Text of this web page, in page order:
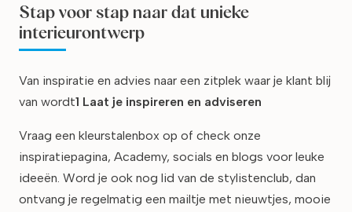
Stap voor stap naar dat unieke
interieurontwerp
Van inspiratie en advies naar een zitplek waar je klant blij
van wordt1 Laat je inspireren en adviseren
Vraag een kleurstalenbox op of check onze
inspiratiepagina, Academy, socials en blogs voor leuke
ideeën. Word je ook nog lid van de stylistenclub, dan
ontvang je regelmatig een mailtje met nieuwtjes, mooie